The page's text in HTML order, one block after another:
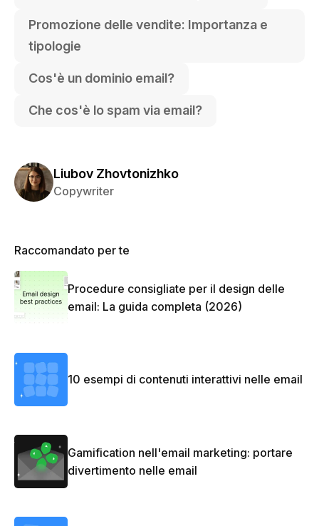
Promozione delle vendite: Importanza e
tipologie
Cos'è un dominio email?
Che cos'è lo spam via email?
Liubov Zhovtonizhko
Copywriter
Raccomandato per te
Procedure consigliate per il design delle
email: La guida completa (2026)
10 esempi di contenuti interattivi nelle email
Gamification nell'email marketing: portare
divertimento nelle email